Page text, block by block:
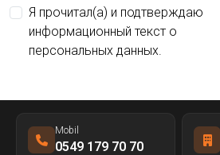
Я прочитал(а) и подтверждаю
информационный текст о
персональных данных.
Mobil
0549 179 70 70